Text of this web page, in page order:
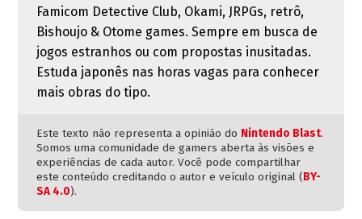
Famicom Detective Club, Okami, JRPGs, retrô,
Bishoujo & Otome games. Sempre em busca de
jogos estranhos ou com propostas inusitadas.
Estuda japonês nas horas vagas para conhecer
mais obras do tipo.
Este texto não representa a opinião do Nintendo Blast.
Somos uma comunidade de gamers aberta às visões e
experiências de cada autor. Você pode compartilhar
este conteúdo creditando o autor e veículo original (BY-
SA 4.0).